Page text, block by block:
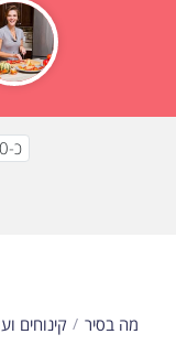
כ-20 דקות
מה בסיר קינוחים